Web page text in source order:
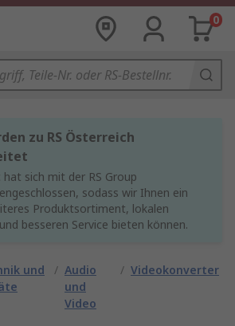
0
zu RS Österreich
hat sich mit der RS Group
sodass wir Ihnen ein
Produktsortiment, lokalen
besseren Service bieten können.
und
/ Audio
und
Video
/ Videokonverter